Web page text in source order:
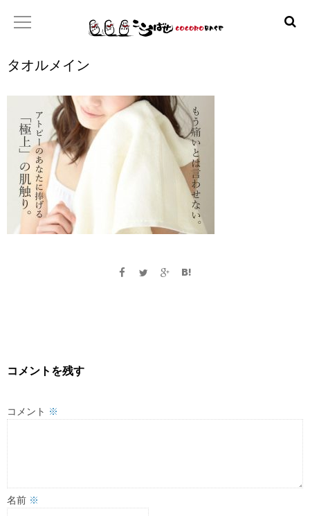
こころばせ
お店
タオルメイン
コメントを残す
コメント ※
名前 ※